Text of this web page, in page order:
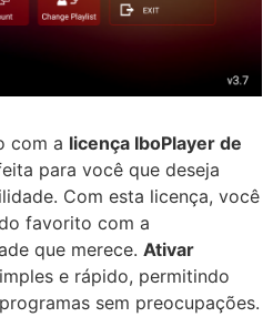
com a licença IboPlayer de
para você que deseja
Com esta licença, você
favorito com a
que merece. Ativar
e rápido, permitindo
sem preocupações.